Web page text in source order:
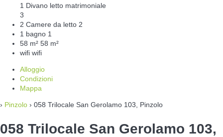
1 Divano letto matrimoniale
3
2 Camere da letto 2
1 bagno 1
58 m² 58 m²
wifi wifi
Alloggio
Condizioni
Mappa
› Pinzolo › 058 Trilocale San Gerolamo 103, Pinzolo
058 Trilocale San Gerolamo 103,